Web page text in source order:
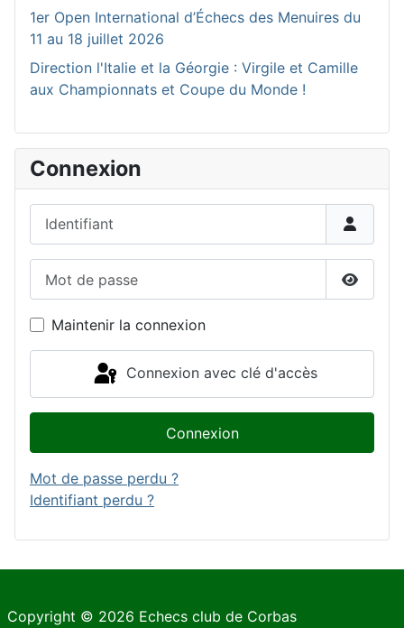
1er Open International d’Échecs des Menuires du
11 au 18 juillet 2026
Direction l'Italie et la Géorgie : Virgile et Camille
aux Championnats et Coupe du Monde !
Connexion
Maintenir la connexion
Connexion avec clé d'accès
Connexion
Mot de passe perdu ?
Identifiant perdu ?
Copyright © 2026 Echecs club de Corbas